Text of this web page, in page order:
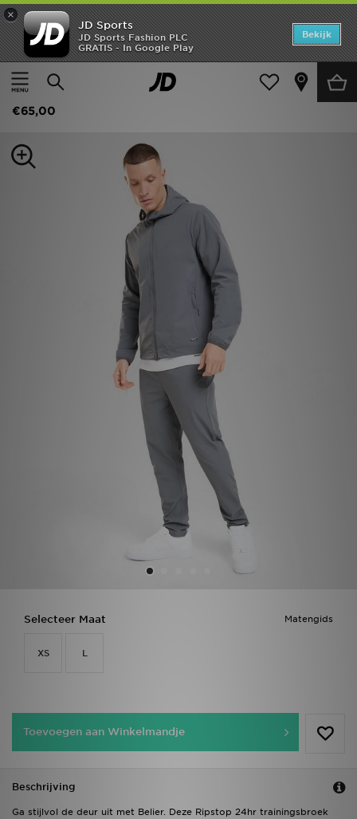
×
JD Sports
JD Sports Fashion PLC
GRATIS - In Google Play
Bekijk
Thuis
Heren Herenkleding Joggingbroeken
Belier Ripstop 24hr Track Pants
€65,00
Matengids
Selecteer Maat
XS L
Toevoegen aan Winkelmandje
Beschrijving
Ga stijlvol de deur uit met Belier. Deze Ripstop 24hr trainingsbroek
Home
Offers
Dames